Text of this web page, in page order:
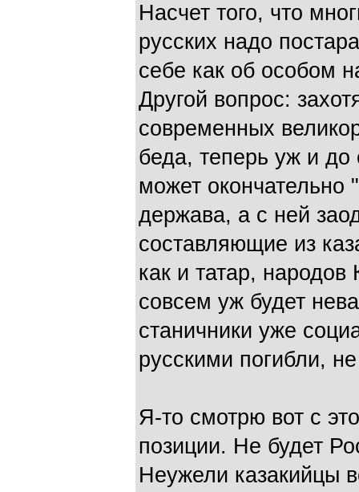
Насчет того, что
русских надо
себе как об особом
Другой вопрос:
современных
беда, теперь уж и до
может окончательно
держава, а с ней
составляющие из
как и татар,
совсем уж будет
станичники уже
русскими погибли,
Я-то смотрю вот с
позиции. Не будет
Неужели казакийцы